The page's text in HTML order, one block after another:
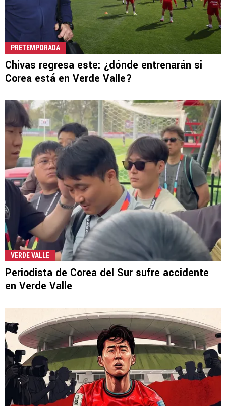
PRETEMPORADA
Chivas regresa este: ¿dónde entrenarán si
Corea está en Verde Valle?
VERDE VALLE
Periodista de Corea del Sur sufre accidente
en Verde Valle